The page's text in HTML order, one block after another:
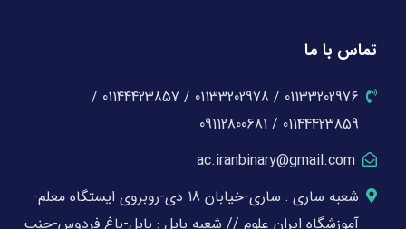
تماس با ما
01133202976 / 01133202978 / 01144423857 /
01144423859 / 09112800681
ac.iranbinary@gmail.com
شعبه ساری : ساری-خیابان 18 دی-روبروی ایستگاه معلم-
آموزشگاه ایران علوم // شعبه بابل : بابل-باغ فردوس-جنب